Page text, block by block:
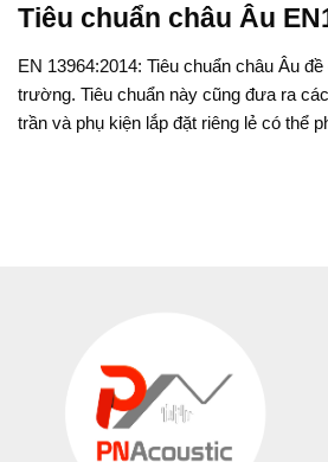
Tiêu chuẩn châu Âu
EN 13964:2014: Tiêu chuẩn châu Âu
trường. Tiêu chuẩn này cũng đưa ra
trần và phụ kiện lắp đặt riêng lẻ có thể